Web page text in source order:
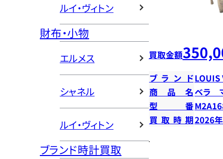
ルイ・ヴィトン
財布・小物
エルメス
シャネル
ルイ・ヴィトン
ブランド時計買取
買取金額
ブランドLOUIS
商品名ベラ
型番
買取時期2026